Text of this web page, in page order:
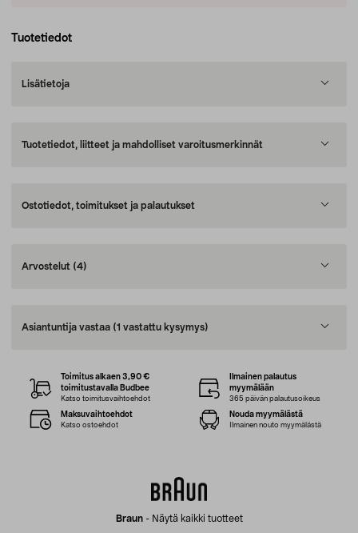
Tuotetiedot
Lisätietoja
Tuotetiedot, liitteet ja mahdolliset varoitusmerkinnät
Ostotiedot, toimitukset ja palautukset
Arvostelut (4)
Asiantuntija vastaa (1 vastattu kysymys)
Braun- Näytä kaikki tuotteet
Toimitus alkaen 3,90 €
toimitustavalla Budbee
Katso toimitusvaihtoehdot
Ilmainen palautus
myymälään
365 päivän palautusoikeus
Maksuvaihtoehdot
Katso ostoehdot
Nouda myymälästä
Ilmainen nouto myymälästä